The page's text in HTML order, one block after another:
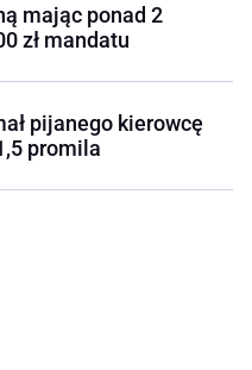
mając ponad 2
zł mandatu
pijanego kierowcę
promila